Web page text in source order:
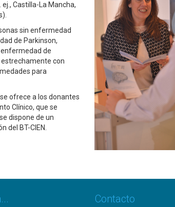
Castilla-La Mancha,
sin enfermedad
de Parkinson,
de
estrechamente con
para
ofrece a los donantes
Clínico, que se
dispone de un
del BT-CIEN.
Contacto